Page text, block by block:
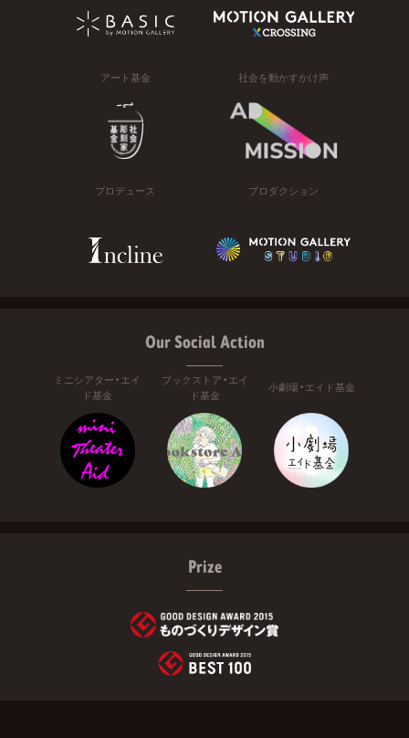
アート基金 社会を動かすかけ声
プロデュース プロダクション
Our Social Action
ミニシアター・エイ
ド基金
ブックストア・エイ
ド基金
小劇場・エイド基金
Prize